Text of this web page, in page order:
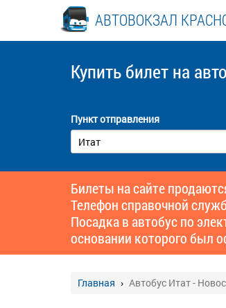
АВТОВОКЗАЛ
Купить билет на
Пункт отправления
Билеты на сайте
Телефон справочной
Посадка в автобус по
основании которого был
Главная Автобус Итат -